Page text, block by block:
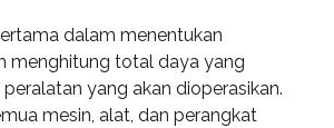
dalam menentukan
menghitung total daya yang
yang akan dioperasikan.
mesin, alat, dan perangkat